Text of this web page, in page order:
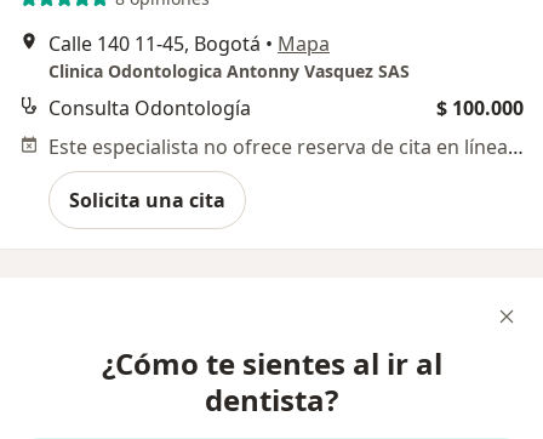
Calle 140 11-45, Bogotá • Mapa
Clinica Odontologica Antonny Vasquez SAS
Consulta Odontología
$ 100.000
Este especialista no ofrece reserva de cita en línea en esta dirección.
Solicita una cita
¿Cómo te sientes al ir al
dentista?